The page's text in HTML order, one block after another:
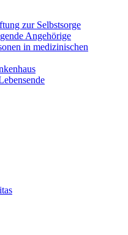
zur Selbstsorge
Angehörige
in medizinischen